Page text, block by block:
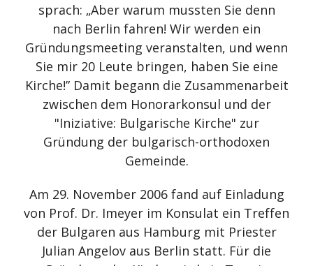
sprach: „Aber warum mussten Sie denn
nach Berlin fahren! Wir werden ein
Gründungsmeeting veranstalten, und wenn
Sie mir 20 Leute bringen, haben Sie eine
Kirche!” Damit begann die Zusammenarbeit
zwischen dem Honorarkonsul und der
"Iniziative: Bulgarische Kirche" zur
Gründung der bulgarisch-orthodoxen
Gemeinde.
Am 29. November 2006 fand auf Einladung
von Prof. Dr. Imeyer im Konsulat ein Treffen
der Bulgaren aus Hamburg mit Priester
Julian Angelov aus Berlin statt. Für die